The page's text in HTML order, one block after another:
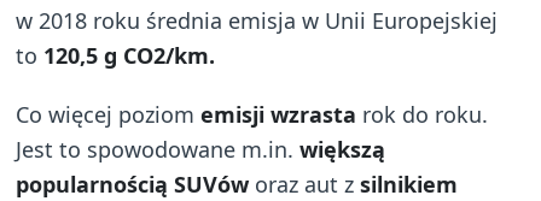
w 2018 roku średnia emisja w Unii Europejskiej
to 120,5 g CO2/km.
Co więcej poziomemisji wzrasta rok do roku.
Jest to spowodowane m.in.większą
popularnością SUVów oraz aut zsilnikiem